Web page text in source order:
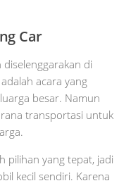
Car
di
acara yang
besar. Namun
transportasi untuk
pilihan yang tepat, jadi
kecil sendiri. Karena